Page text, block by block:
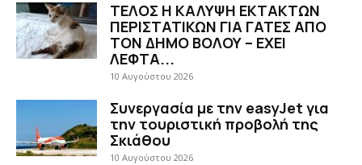
ΤΕΛΟΣ Η ΚΑΛΥΨΗ ΕΚΤΑΚΤΩΝ
ΠΕΡΙΣΤΑΤΙΚΩΝ ΓΙΑ ΓΑΤΕΣ ΑΠΟ
ΤΟΝ ΔΗΜΟ ΒΟΛΟΥ – ΕΧΕΙ
ΛΕΦΤΑ...
10 Αυγούστου 2026
Συνεργασία με την easyJet για
την τουριστική προβολή της
Σκιάθου
10 Αυγούστου 2026